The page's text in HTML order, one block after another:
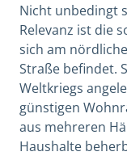
Nicht unbedingt
Relevanz ist die
sich am
Straße befindet.
Weltkriegs
günstigen
aus mehreren
Haushalte